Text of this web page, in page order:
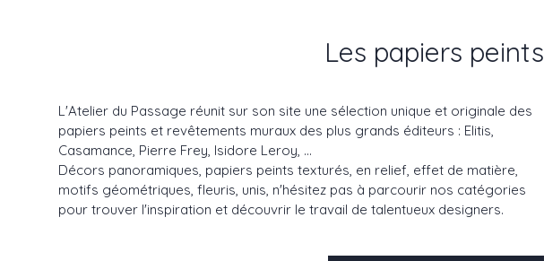
Les papiers peints
L'Atelier du Passage réunit sur son site une sélection unique et originale des
papiers peints et revêtements muraux des plus grands éditeurs : Elitis,
Casamance, Pierre Frey, Isidore Leroy, ...
Décors panoramiques, papiers peints texturés, en relief, effet de matière,
motifs géométriques, fleuris, unis, n'hésitez pas à parcourir nos catégories
pour trouver l'inspiration et découvrir le travail de talentueux designers.